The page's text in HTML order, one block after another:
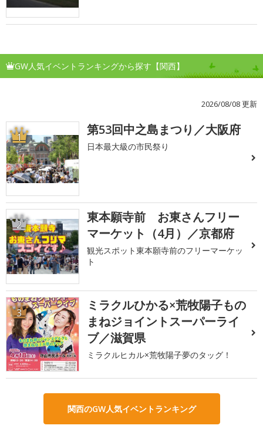
GW人気イベントランキングから探す【関西】
2026/08/08 更新
1 第53回中之島まつり／大阪府
日本最大級の市民祭り
2
東本願寺前 お東さんフリー
マーケット（4月）／京都府
観光スポット東本願寺前のフリーマーケッ
ト
3
ミラクルひかる×荒牧陽子もの
まねジョイントスーパーライ
ブ／滋賀県
ミラクルヒカル×荒牧陽子夢のタッグ！
関西のGW人気イベントランキング